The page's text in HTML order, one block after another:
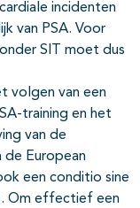
incidenten
van PSA. Voor
SIT moet dus
volgen van een
training en het
van de
de European
een conditio sine
Om effectief een